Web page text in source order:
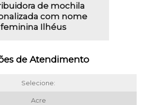
de mochila
com nome
feminina Ilhéus
de Atendimento
Selecione:
Acre